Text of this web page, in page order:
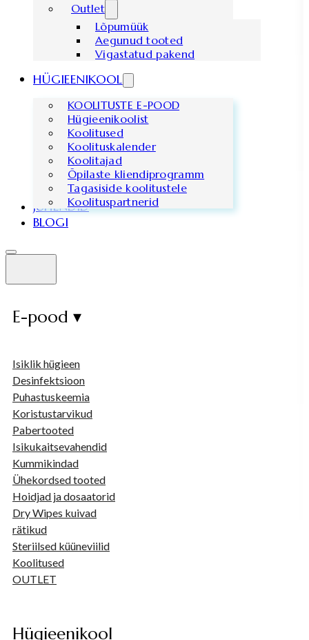
Outlet
Lõpumüük
Aegunud tooted
Vigastatud pakend
HÜGIEENIKOOL
KOOLITUSTE E-POOD
Hügieenikoolist
Koolitused
Koolituskalender
Koolitajad
Õpilaste kliendiprogramm
Tagasiside koolitustele
Koolituspartnerid
JUHENDID
BLOGI
E-pood ▾
Isiklik hügieen
Desinfektsioon
Puhastuskeemia
Koristustarvikud
Pabertooted
Isikukaitsevahendid
Kummikindad
Ühekordsed tooted
Hoidjad ja dosaatorid
Dry Wipes kuivad
rätikud
Steriilsed küüneviilid
Koolitused
OUTLET
Hügieenikool